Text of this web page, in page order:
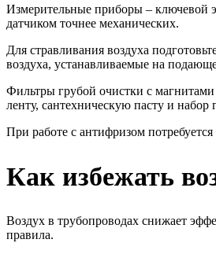
Измерительные приборы – ключевой
датчиком точнее механических.
Для стравливания воздуха
воздуха, устанавливаемые на
Фильтры грубой очистки с
ленту, сантехническую пасту и набор
При работе с антифризом
Как избежать
Воздух в трубопроводах снижает
правила.